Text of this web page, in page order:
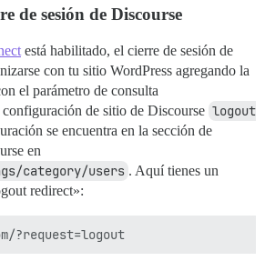
de sesión de Discourse
está habilitado, el cierre de sesión de
con tu sitio WordPress agregando la
el parámetro de consulta
configuración de sitio de Discourse logout
se encuentra en la sección de
en
category/users . Aquí tienes un
redirect»: